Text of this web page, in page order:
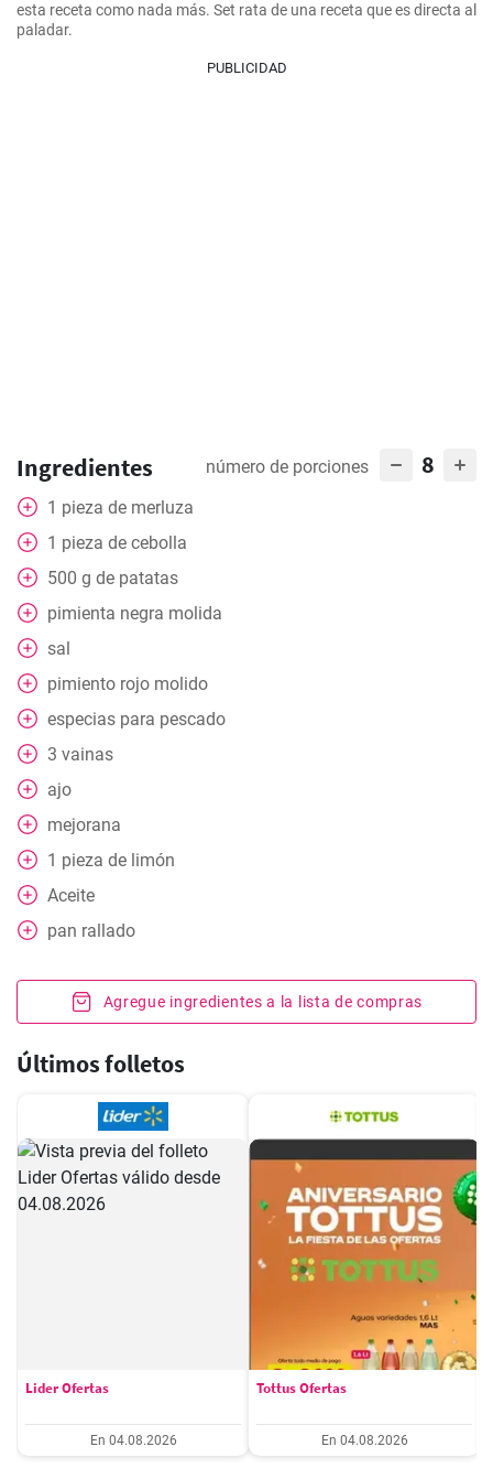
esta receta como nada más. Set rata de una receta que es directa al
paladar.
PUBLICIDAD
Ingredientes número de porciones 8
1 pieza de merluza
1 pieza de cebolla
500 g de patatas
pimienta negra molida
sal
pimiento rojo molido
especias para pescado
3 vainas
ajo
mejorana
1 pieza de limón
Aceite
pan rallado
Agregue ingredientes a la lista de compras
Últimos folletos
Lider Ofertas
En 04.08.2026
Tottus Ofertas
En 04.08.2026